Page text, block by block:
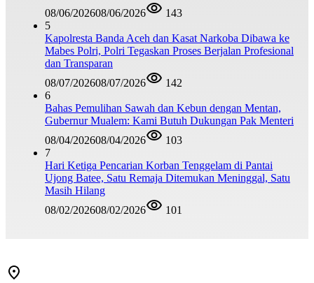
08/06/202608/06/2026
143
5
Kapolresta Banda Aceh dan Kasat Narkoba Dibawa ke
Mabes Polri, Polri Tegaskan Proses Berjalan Profesional
dan Transparan
08/07/202608/07/2026
142
6
Bahas Pemulihan Sawah dan Kebun dengan Mentan,
Gubernur Mualem: Kami Butuh Dukungan Pak Menteri
08/04/202608/04/2026
103
7
Hari Ketiga Pencarian Korban Tenggelam di Pantai
Ujong Batee, Satu Remaja Ditemukan Meninggal, Satu
Masih Hilang
08/02/202608/02/2026 101